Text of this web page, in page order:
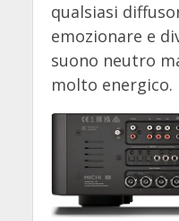
qualsiasi
emozionare e
suono neutro
molto energico.